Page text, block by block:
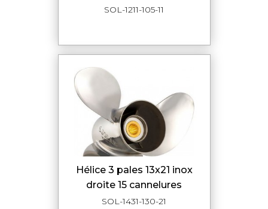
SOL-1211-105-11
hélice 3 pales 13x21 inox
droite 15 cannelures
SOL-1431-130-21